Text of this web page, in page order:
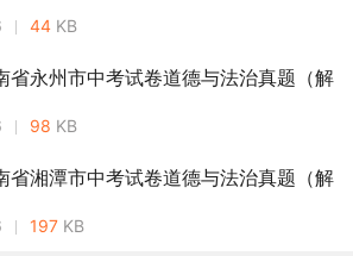
44 KB
省永州市中考试卷道德与法治真题（解
98 KB
省湘潭市中考试卷道德与法治真题（解
197 KB